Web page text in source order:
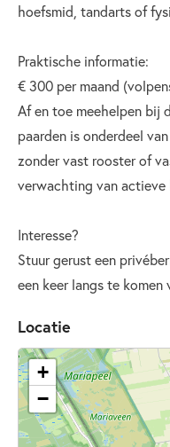
hoefsmid, tandarts of
Praktische informatie:
€ 300 per maand
Af en toe meehelpen bij
paarden is onderdeel
zonder vast rooster of
verwachting van
Interesse?
Stuur gerust een
een keer langs te komen
Locatie
+
−